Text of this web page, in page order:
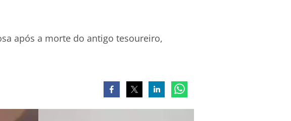
após a morte do antigo tesoureiro,